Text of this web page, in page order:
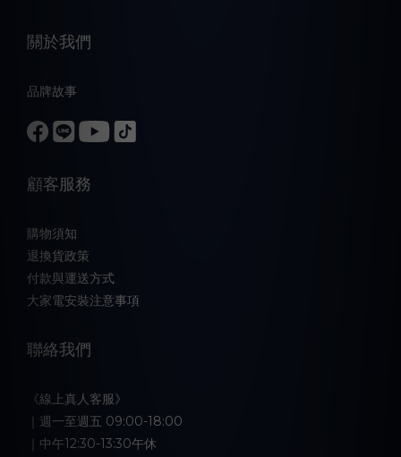
關於我們
品牌故事
顧客服務
購物須知
退換貨政策
付款與運送方式
大家電安裝注意事項
聯絡我們
《線上真人客服》
｜週一至週五 09:00-18:00
｜中午12:30-13:30午休